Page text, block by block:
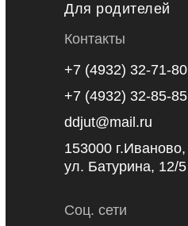
Соц. сети
Для родителей
Контакты
153000 г.Иваново,
ул. Батурина, 12/5
+7 (4932) 32-71-80
+7 (4932) 32-85-85
ddjut@mail.ru